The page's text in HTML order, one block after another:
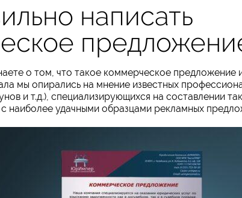
написать
о том, что такое коммерческое предложение
мы опирались на мнение известных
и т.д.), специализирующихся на составлении
наиболее удачными образцами рекламных